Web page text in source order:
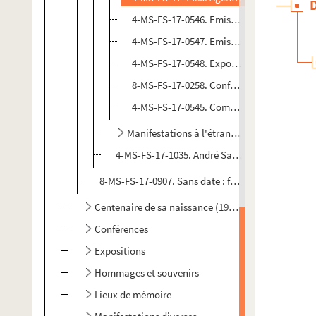
4-MS-FS-17-0546. Emissions
4-MS-FS-17-0547. Emission de télévision
4-MS-FS-17-0548. Exposition, Toulouse,
8-MS-FS-17-0258. Conférences diverses,
4-MS-FS-17-0545. Comptes rendus dans la
Manifestations à l'étranger
4-MS-FS-17-1035. André Salmon. Articles divers
8-MS-FS-17-0907. Sans date : films de la
Centenaire de sa naissance (1980)
Conférences
Expositions
Hommages et souvenirs
Lieux de mémoire